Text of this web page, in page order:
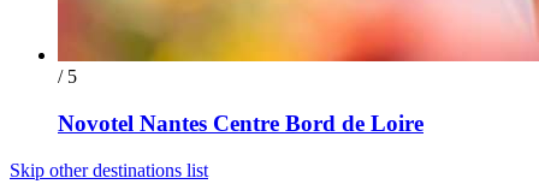
/ 5
Novotel Nantes Centre Bord de Loire
Skip other destinations list